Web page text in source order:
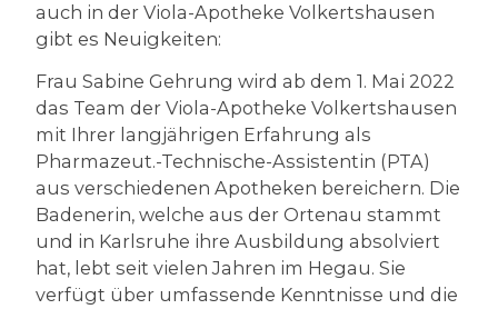
auch in der Viola-Apotheke Volkertshausen
gibt es Neuigkeiten:
Frau Sabine Gehrung wird ab dem 1. Mai 2022
das Team der Viola-Apotheke Volkertshausen
mit Ihrer langjährigen Erfahrung als
Pharmazeut.-Technische-Assistentin (PTA)
aus verschiedenen Apotheken bereichern. Die
Badenerin, welche aus der Ortenau stammt
und in Karlsruhe ihre Ausbildung absolviert
hat, lebt seit vielen Jahren im Hegau. Sie
verfügt über umfassende Kenntnisse und die